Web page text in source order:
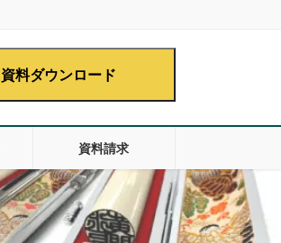
資料ダウンロード
資料請求